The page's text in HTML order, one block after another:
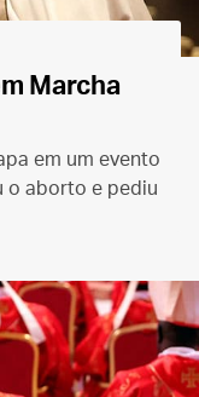
Marcha
em um evento
o aborto e pediu